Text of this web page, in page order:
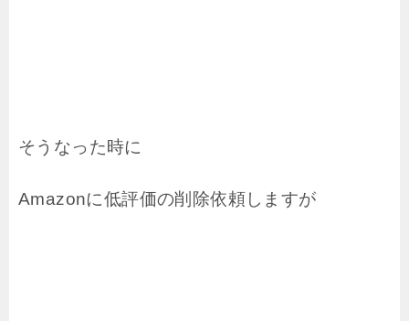
そうなった時に
Amazonに低評価の削除依頼しますが